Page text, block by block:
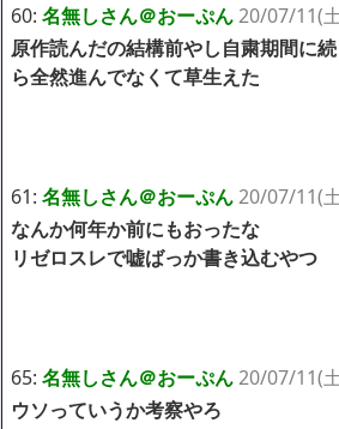
60: 名無しさん＠おーぷん20/07/11(
原作読んだの結構前やし自粛期間に
ら全然進んでなくて草生えた
61: 名無しさん＠おーぷん20/07/11(
なんか何年か前にもおったな
リゼロスレで嘘ばっか書き込むやつ
65: 名無しさん＠おーぷん20/07/11(
ウソっていうか考察やろ